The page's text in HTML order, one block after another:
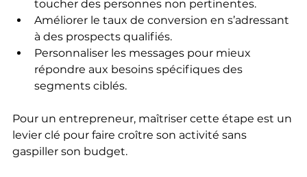
toucher des personnes non pertinentes.
Améliorer le taux de conversion en s’adressant
à des prospects qualifiés.
Personnaliser les messages pour mieux
répondre aux besoins spécifiques des
segments ciblés.
Pour un entrepreneur, maîtriser cette étape est un
levier clé pour faire croître son activité sans
gaspiller son budget.